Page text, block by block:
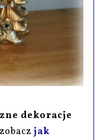
dekoracje
jak